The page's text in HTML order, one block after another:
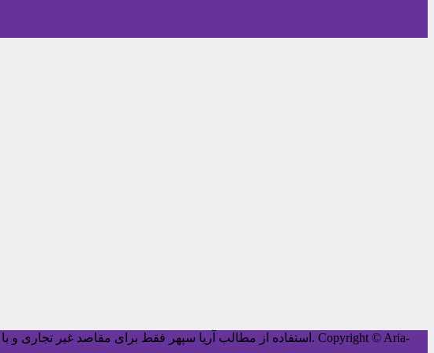
استفاده از مطالب آریا سپهر فقط برای مقاصد غیر تجاری و کليه حقوق اين سايت متعلق به آریا سپهر می‌باشد. Copyright © Aria-